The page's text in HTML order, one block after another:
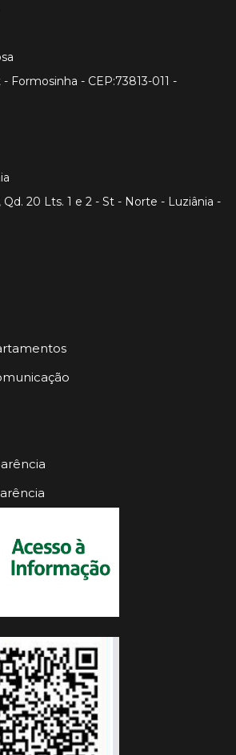
- Formosinha - CEP:73813-011 -
Qd. 20 Lts. 1 e 2 - St - Norte - Luziânia -